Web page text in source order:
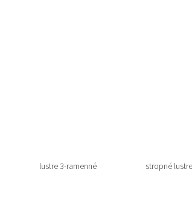
lustre 3-ramenné stropné lustre